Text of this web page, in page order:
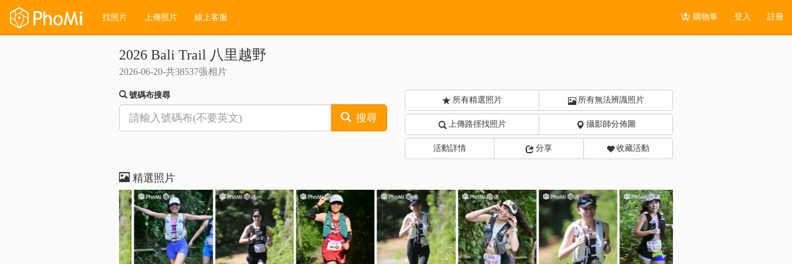
找照片 上傳照片 線上客服 購物車 登入 註冊
2026 Bali Trail 八里越野
2026-06-20-共38537張相片
號碼布搜尋
搜尋
所有精選照片 所有無法辨識照片
上傳路徑找照片 攝影師分佈圖
活動詳情 分享 收藏活動
精選照片